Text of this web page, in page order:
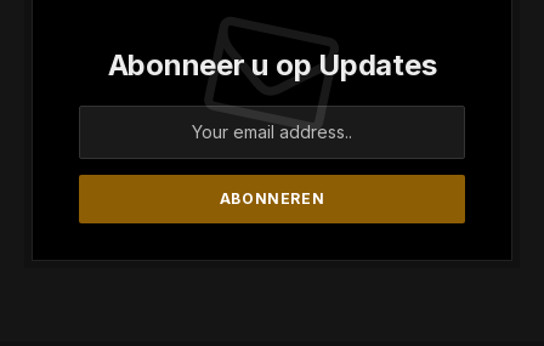
Abonneer u op Updates